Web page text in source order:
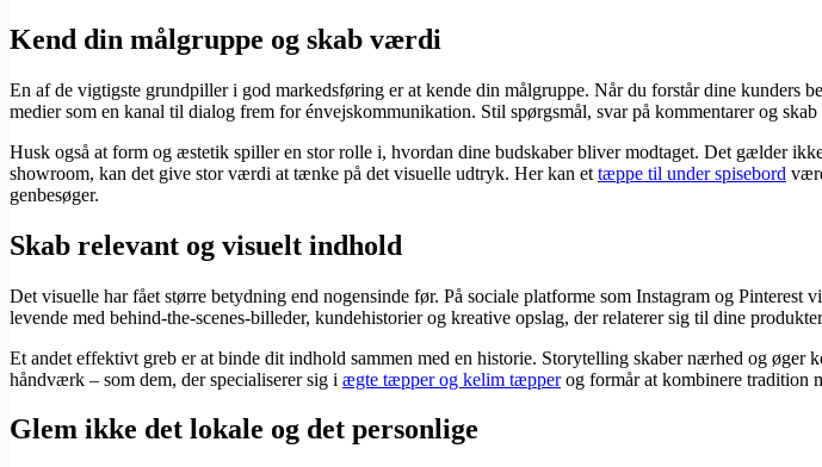
Kend din målgruppe og skab værdi
En af de vigtigste grundpiller i god markedsføring er at kende din målgruppe. Når du forstår dine
medier som en kanal til dialog frem for énvejskommunikation. Stil spørgsmål, svar på kommentarer og
Husk også at form og æstetik spiller en stor rolle i, hvordan dine budskaber bliver modtaget. Det gælder
showroom, kan det give stor værdi at tænke på det visuelle udtryk. Her kan et tæppe til under spisebord
genbesøger.
Skab relevant og visuelt indhold
Det visuelle har fået større betydning end nogensinde før. På sociale platforme som Instagram og
levende med behind-the-scenes-billeder, kundehistorier og kreative opslag, der relaterer sig til dine
Et andet effektivt greb er at binde dit indhold sammen med en historie. Storytelling skaber nærhed og
håndværk – som dem, der specialiserer sig i ægte tæpper og kelim tæpperog formår at kombinere tradition
Glem ikke det lokale og det personlige